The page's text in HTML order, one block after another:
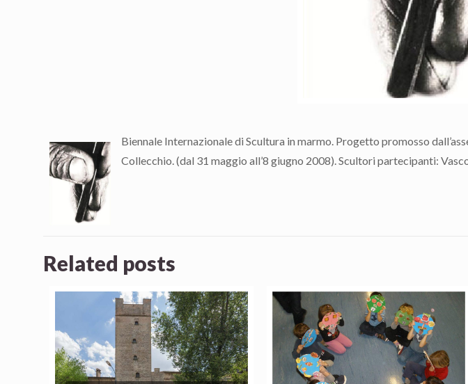
Biennale Internazionale di Scultura in marmo. Progetto promosso
Collecchio. (dal 31 maggio all’8 giugno 2008). Scultori partecipanti:
Related posts